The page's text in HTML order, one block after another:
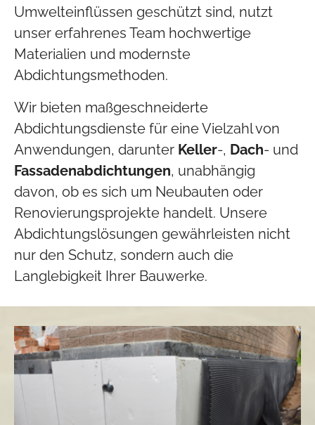
Umwelteinflüssen geschützt sind, nutzt
unser erfahrenes Team hochwertige
Materialien und modernste
Abdichtungsmethoden.
Wir bieten maßgeschneiderte
Abdichtungsdienste für eine Vielzahl von
Anwendungen, darunter Keller-, Dach- und
Fassadenabdichtungen, unabhängig
davon, ob es sich um Neubauten oder
Renovierungsprojekte handelt. Unsere
Abdichtungslösungen gewährleisten nicht
nur den Schutz, sondern auch die
Langlebigkeit Ihrer Bauwerke.